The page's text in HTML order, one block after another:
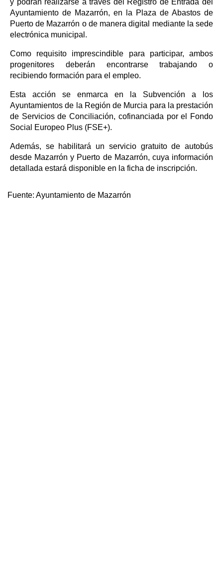
Ayuntamiento de Mazarrón, en la Plaza de Abastos de
Puerto de Mazarrón o de manera digital mediante la sede
electrónica municipal.
Como requisito imprescindible para participar, ambos
progenitores deberán encontrarse trabajando o
recibiendo formación para el empleo.
Esta acción se enmarca en la Subvención a los
Ayuntamientos de la Región de Murcia para la prestación
de Servicios de Conciliación, cofinanciada por el Fondo
Social Europeo Plus (FSE+).
Además, se habilitará un servicio gratuito de autobús
desde Mazarrón y Puerto de Mazarrón, cuya información
detallada estará disponible en la ficha de inscripción.
Fuente: Ayuntamiento de Mazarrón